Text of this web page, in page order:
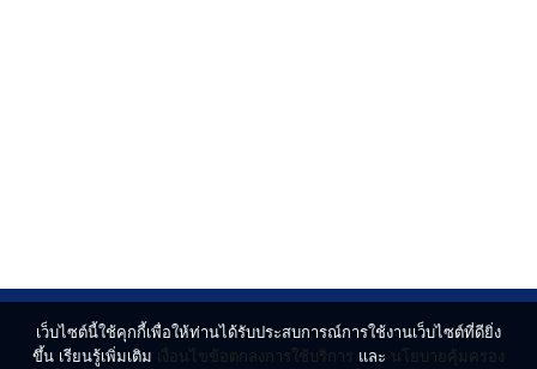
เว็บไซต์นี้ใช้คุกกี้เพื่อให้ท่านได้รับประสบการณ์การใช้งานเว็บไซต์ที่ดียิ่ง
ขึ้น เรียนรู้เพิ่มเติม เงื่อนไขข้อตกลงการใช้บริการ และ นโยบายคุ้มครอง